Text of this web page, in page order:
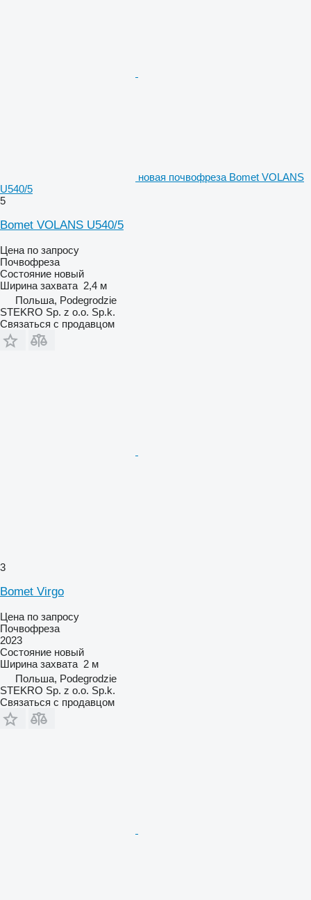
новая почвофреза Bomet VOLANS
U540/5
5
Bomet VOLANS U540/5
Цена по запросу
Почвофреза
Состояние новый
Ширина захвата 2,4 м
Польша, Podegrodzie
STEKRO Sp. z o.o. Sp.k.
Связаться с продавцом
3
Bomet Virgo
Цена по запросу
Почвофреза
2023
Состояние новый
Ширина захвата 2 м
Польша, Podegrodzie
STEKRO Sp. z o.o. Sp.k.
Связаться с продавцом